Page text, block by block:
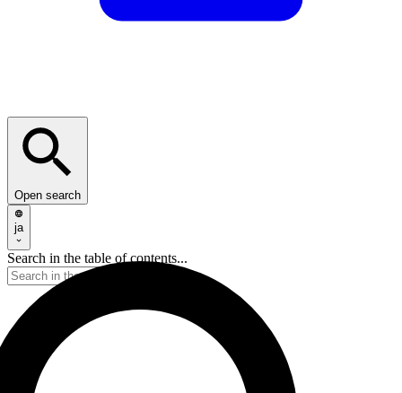
Open search
ja
Search in the table of contents...